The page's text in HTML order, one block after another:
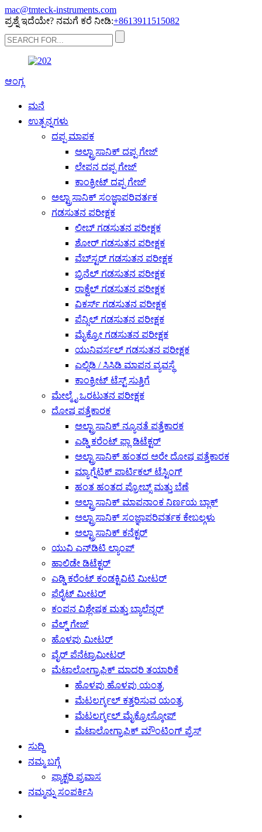
mac@tmteck-instruments.com
ಪ್ರಶ್ನೆ ಇದೆಯೇ? ನಮಗೆ ಕರೆ ನೀಡಿ:+8613911515082
ಆಂಗ್ಲ
ಮನೆ
ಉತ್ಪನ್ನಗಳು
ದಪ್ಪ ಮಾಪಕ
ಅಲ್ಟ್ರಾಸಾನಿಕ್ ದಪ್ಪ ಗೇಜ್
ಲೇಪನ ದಪ್ಪ ಗೇಜ್
ಕಾಂಕ್ರೀಟ್ ದಪ್ಪ ಗೇಜ್
ಅಲ್ಟ್ರಾಸಾನಿಕ್ ಸಂಜ್ಞಾಪರಿವರ್ತಕ
ಗಡಸುತನ ಪರೀಕ್ಷಕ
ಲೀಬ್ ಗಡಸುತನ ಪರೀಕ್ಷಕ
ಶೋರ್ ಗಡಸುತನ ಪರೀಕ್ಷಕ
ವೆಬ್‌ಸ್ಟರ್ ಗಡಸುತನ ಪರೀಕ್ಷಕ
ಬ್ರಿನೆಲ್ ಗಡಸುತನ ಪರೀಕ್ಷಕ
ರಾಕ್ವೆಲ್ ಗಡಸುತನ ಪರೀಕ್ಷಕ
ವಿಕರ್ಸ್ ಗಡಸುತನ ಪರೀಕ್ಷಕ
ಪೆನ್ಸಿಲ್ ಗಡಸುತನ ಪರೀಕ್ಷಕ
ಮೈಕ್ರೋ ಗಡಸುತನ ಪರೀಕ್ಷಕ
ಯುನಿವರ್ಸಲ್ ಗಡಸುತನ ಪರೀಕ್ಷಕ
ಎಲ್ಸಿಡಿ / ಸಿಸಿಡಿ ಮಾಪನ ವ್ಯವಸ್ಥೆ
ಕಾಂಕ್ರೀಟ್ ಟೆಸ್ಟ್ ಸುತ್ತಿಗೆ
ಮೇಲ್ಮೈ ಒರಟುತನ ಪರೀಕ್ಷಕ
ದೋಷ ಪತ್ತೆಕಾರಕ
ಅಲ್ಟ್ರಾಸಾನಿಕ್ ನ್ಯೂನತೆ ಪತ್ತೆಕಾರಕ
ಎಡ್ಡಿ ಕರೆಂಟ್ ಫ್ಲಾ ಡಿಟೆಕ್ಟರ್
ಅಲ್ಟ್ರಾಸಾನಿಕ್ ಹಂತದ ಅರೇ ದೋಷ ಪತ್ತೆಕಾರಕ
ಮ್ಯಾಗ್ನೆಟಿಕ್ ಪಾರ್ಟಿಕಲ್ ಟೆಸ್ಟಿಂಗ್
ಹಂತ ಹಂತದ ಪ್ರೋಬ್ಸ್ ಮತ್ತು ಬೆಣೆ
ಅಲ್ಟ್ರಾಸಾನಿಕ್ ಮಾಪನಾಂಕ ನಿರ್ಣಯ ಬ್ಲಾಕ್
ಅಲ್ಟ್ರಾಸಾನಿಕ್ ಸಂಜ್ಞಾಪರಿವರ್ತಕ ಕೇಬಲ್ಗಳು
ಅಲ್ಟ್ರಾಸಾನಿಕ್ ಕನೆಕ್ಟರ್
ಯುವಿ ಎನ್‌ಡಿಟಿ ಲ್ಯಾಂಪ್
ಹಾಲಿಡೇ ಡಿಟೆಕ್ಟರ್
ಎಡ್ಡಿ ಕರೆಂಟ್ ಕಂಡಕ್ಟಿವಿಟಿ ಮೀಟರ್
ಫೆರೈಟ್ ಮೀಟರ್
ಕಂಪನ ವಿಶ್ಲೇಷಕ ಮತ್ತು ಬ್ಯಾಲೆನ್ಸರ್
ವೆಲ್ಡ್ ಗೇಜ್
ಹೊಳಪು ಮೀಟರ್
ವೈರ್ ಪೆನೆಟ್ರಾಮೀಟರ್
ಮೆಟಾಲೋಗ್ರಾಫಿಕ್ ಮಾದರಿ ತಯಾರಿಕೆ
ಹೊಳಪು ಹೊಳಪು ಯಂತ್ರ
ಮೆಟಲರ್ಗ್ಕಲ್ ಕತ್ತರಿಸುವ ಯಂತ್ರ
ಮೆಟಲರ್ಗ್ಕಲ್ ಮೈಕ್ರೋಸ್ಕೋಪ್
ಮೆಟಾಲೋಗ್ರಾಫಿಕ್ ಮೌಂಟಿಂಗ್ ಪ್ರೆಸ್
ಸುದ್ದಿ
ನಮ್ಮ ಬಗ್ಗೆ
ಫ್ಯಾಕ್ಟರಿ ಪ್ರವಾಸ
ನಮ್ಮನ್ನು ಸಂಪರ್ಕಿಸಿ